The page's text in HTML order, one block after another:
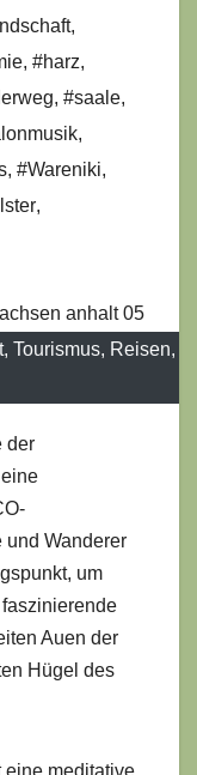
,
, #harz,
, #saale,
,
, #Wareniki,
,
Tourismus, Reisen,
der
und Wanderer
um
Auen der
Hügel des